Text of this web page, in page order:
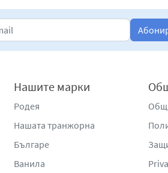
Нашите марки
Родея
Нашата транжорна
Българе
Ванила